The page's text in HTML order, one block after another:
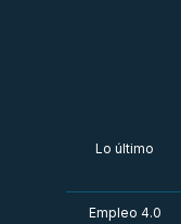
Lo último
Empleo 4.0